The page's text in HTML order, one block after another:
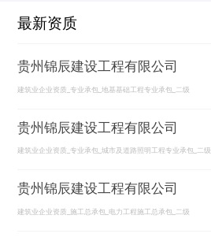
最新资质
贵州锦辰建设工程有限公司
建筑业企业资质_专业承包_地基基础工程专业承包_二级
贵州锦辰建设工程有限公司
建筑业企业资质_专业承包_城市及道路照明工程专业承包_二级
贵州锦辰建设工程有限公司
建筑业企业资质_施工总承包_电力工程施工总承包_二级